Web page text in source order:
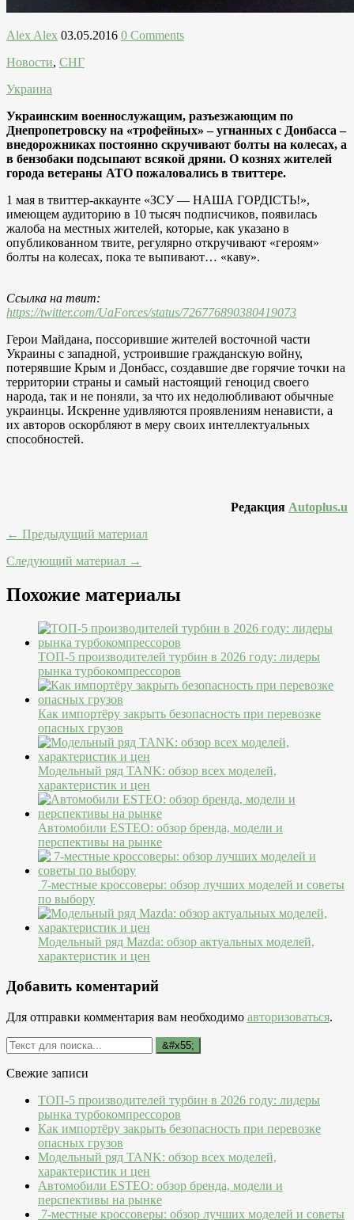
Alex Alex 03.05.2016 0 Comments
Новости, СНГ
Украина
Украинским военнослужащим, разъезжающим по
Днепропетровску на «трофейных» – угнанных с Донбасса –
внедорожниках постоянно скручивают болты на колесах, а
в бензобаки подсыпают всякой дряни. О кознях жителей
города ветераны АТО пожаловались в твиттере.
1 мая в твиттер-аккаунте «ЗСУ — НАША ГОРДІСТЬ!»,
имеющем аудиторию в 10 тысяч подписчиков, появилась
жалоба на местных жителей, которые, как указано в
опубликованном твите, регулярно откручивают «героям»
болты на колесах, пока те выпивают… «каву».
Ссылка на твит:
https://twitter.com/UaForces/status/726776890380419073
Герои Майдана, поссорившие жителей восточной части
Украины с западной, устроившие гражданскую войну,
потерявшие Крым и Донбасс, создавшие две горячие точки на
территории страны и самый настоящий геноцид своего
народа, так и не поняли, за что их недолюбливают обычные
украинцы. Искренне удивляются проявлениям ненависти, а
их авторов оскорбляют в меру своих интеллектуальных
способностей.
Редакция Autoplus.u
← Предыдущий материал
Следующий материал →
Похожие материалы
ТОП-5 производителей турбин в 2026 году: лидеры
рынка турбокомпрессоров
Как импортёру закрыть безопасность при перевозке
опасных грузов
Модельный ряд TANK: обзор всех моделей,
характеристик и цен
Автомобили ESTEO: обзор бренда, модели и
перспективы на рынке
7-местные кроссоверы: обзор лучших моделей и советы
по выбору
Модельный ряд Mazda: обзор актуальных моделей,
характеристик и цен
Добавить коментарий
Для отправки комментария вам необходимо авторизоваться.
Свежие записи
ТОП-5 производителей турбин в 2026 году: лидеры
рынка турбокомпрессоров
Как импортёру закрыть безопасность при перевозке
опасных грузов
Модельный ряд TANK: обзор всех моделей,
характеристик и цен
Автомобили ESTEO: обзор бренда, модели и
перспективы на рынке
7-местные кроссоверы: обзор лучших моделей и советы